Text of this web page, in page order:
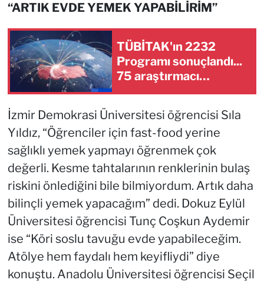
“ARTIK EVDE YEMEK YAPABİLİRİM”
TÜBİTAK'ın 2232
Programı sonuçlandı...
75 araştırmacı
İzmir Demokrasi Üniversitesi öğrencisi Sıla
Yıldız, “Öğrenciler için fast-food yerine
sağlıklı yemek yapmayı öğrenmek çok
değerli. Kesme tahtalarının renklerinin bulaş
riskini önlediğini bile bilmiyordum. Artık daha
bilinçli yemek yapacağım” dedi. Dokuz Eylül
Üniversitesi öğrencisi Tunç Coşkun Aydemir
ise “Köri soslu tavuğu evde yapabileceğim.
Atölye hem faydalı hem keyifliydi” diye
konuştu. Anadolu Üniversitesi öğrencisi Seçil